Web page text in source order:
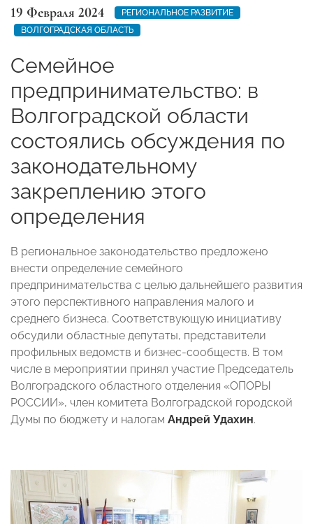
19 Февраля 2024
РЕГИОНАЛЬНОЕ РАЗВИТИЕ
ВОЛГОГРАДСКАЯ ОБЛАСТЬ
Семейное
предпринимательство: в
Волгоградской области
состоялись обсуждения по
законодательному
закреплению этого
определения
В региональное законодательство предложено
внести определение семейного
предпринимательства с целью дальнейшего развития
этого перспективного направления малого и
среднего бизнеса. Соответствующую инициативу
обсудили областные депутаты, представители
профильных ведомств и бизнес-сообществ. В том
числе в мероприятии принял участие Председатель
Волгоградского областного отделения «ОПОРЫ
РОССИИ», член комитета Волгоградской городской
Думы по бюджету и налогам Андрей Удахин.